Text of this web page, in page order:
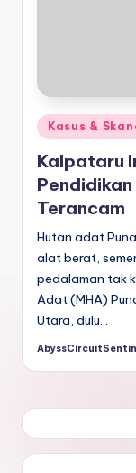
Posted
in
Kasus &
Kalpataru
Terancam
Hutan adat
alat berat,
pedalaman tak
Adat (MHA)
Utara, dulu…
Posted